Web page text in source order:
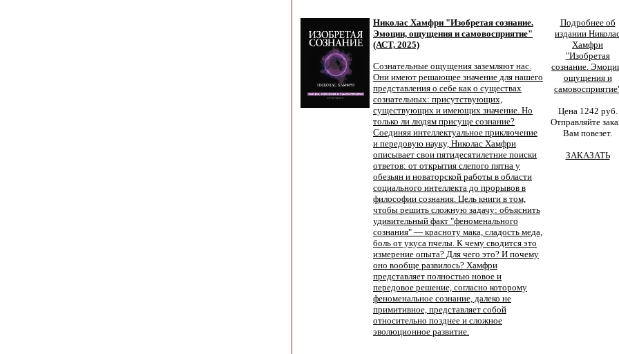
Николас Хамфри "Изобретая сознание.
Эмоции, ощущения и самовосприятие"
(АСТ, 2025)
Сознательные ощущения заземляют нас.
Они имеют решающее значение для нашего
представления о себе как о существах
сознательных: присутствующих,
существующих и имеющих значение. Но
только ли людям присуще сознание?
Соединяя интеллектуальное приключение
и передовую науку, Николас Хамфри
описывает свои пятидесятилетние поиски
ответов: от открытия слепого пятна у
обезьян и новаторской работы в области
социального интеллекта до прорывов в
философии сознания. Цель книги в том,
чтобы решить сложную задачу: объяснить
удивительный факт "феноменального
сознания" — красноту мака, сладость меда,
боль от укуса пчелы. К чему сводится это
измерение опыта? Для чего это? И почему
оно вообще развилось? Хамфри
представляет полностью новое и
передовое решение, согласно которому
феноменальное сознание, далеко не
примитивное, представляет собой
относительно позднее и сложное
эволюционное развитие.
Подробнее об
издании
Хамфри
"Изобретая
сознание.
ощущения и
Цена 1242 руб.
Отправляйте
Вам повезет.
ЗАКАЗАТЬ